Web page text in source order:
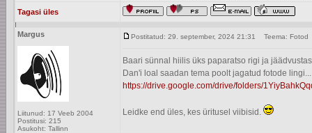
Tagasi üles
Margus
Liitunud: 17 Veeb 2004
Postitusi: 215
Asukoht: Tallinn
Postitatud: 29. september, 2024 21:31 Teema: Fotod
Baari sünnal hiilis üks paparatso rigi ja
Dan'i loal saadan tema poolt jagatud fotode lingi...
https://drive.google.com/drive/folders/
Leidke end üles, kes üritusel viibisid.